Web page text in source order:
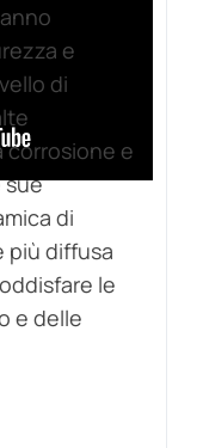
e
di
corrosione e
sue
di
più diffusa
le
e delle